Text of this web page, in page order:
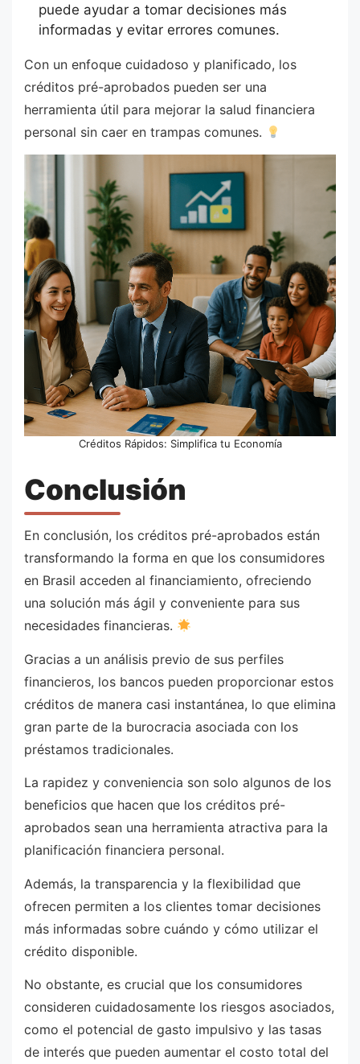
puede ayudar a tomar decisiones más
informadas y evitar errores comunes.
Con un enfoque cuidadoso y planificado, los
créditos pré-aprobados pueden ser una
herramienta útil para mejorar la salud financiera
personal sin caer en trampas comunes.
Créditos Rápidos: Simplifica tu Economía
Conclusión
En conclusión, los créditos pré-aprobados están
transformando la forma en que los consumidores
en Brasil acceden al financiamiento, ofreciendo
una solución más ágil y conveniente para sus
necesidades financieras.
Gracias a un análisis previo de sus perfiles
financieros, los bancos pueden proporcionar estos
créditos de manera casi instantánea, lo que elimina
gran parte de la burocracia asociada con los
préstamos tradicionales.
La rapidez y conveniencia son solo algunos de los
beneficios que hacen que los créditos pré-
aprobados sean una herramienta atractiva para la
planificación financiera personal.
Además, la transparencia y la flexibilidad que
ofrecen permiten a los clientes tomar decisiones
más informadas sobre cuándo y cómo utilizar el
crédito disponible.
No obstante, es crucial que los consumidores
consideren cuidadosamente los riesgos asociados,
como el potencial de gasto impulsivo y las tasas
de interés que pueden aumentar el costo total del